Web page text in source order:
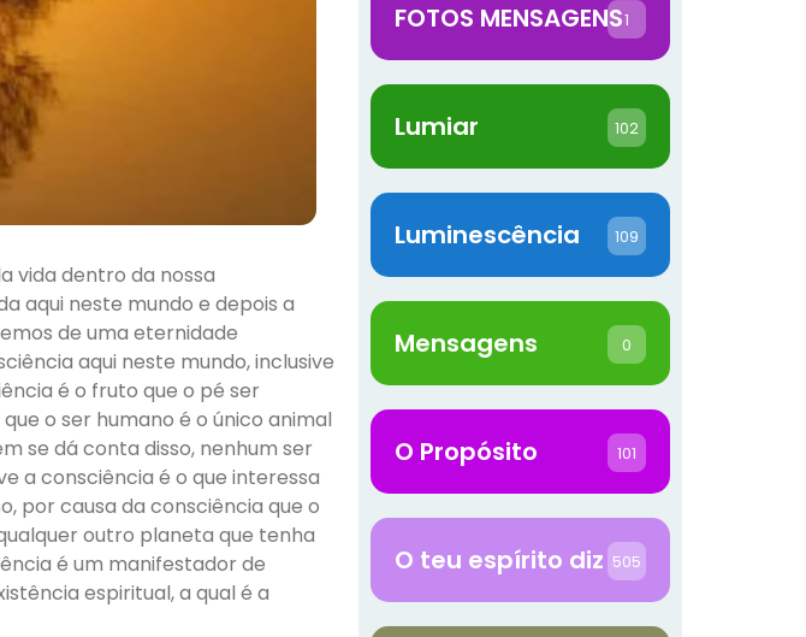
vida dentro da nossa
aqui neste mundo e depois a
de uma eternidade
aqui neste mundo, inclusive
é o fruto que o pé ser
o ser humano é o único animal
se dá conta disso, nenhum ser
a consciência é o que interessa
por causa da consciência que o
outro planeta que tenha
é um manifestador de
espiritual, a qual é a
FOTOS MENSAGENS1
Lumiar 102
Luminescência 109
Mensagens 0
O Propósito 101
O teu espírito diz 505